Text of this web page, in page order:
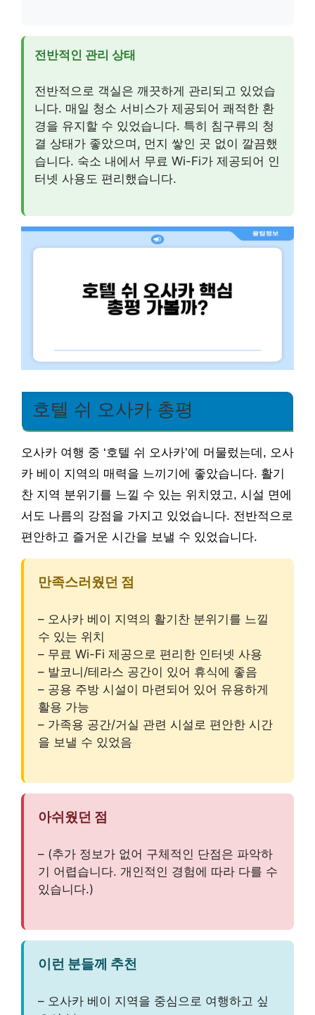
전반적인 관리 상태
전반적으로 객실은 깨끗하게 관리되고 있었습
니다. 매일 청소 서비스가 제공되어 쾌적한 환
경을 유지할 수 있었습니다. 특히 침구류의 청
결 상태가 좋았으며, 먼지 쌓인 곳 없이 깔끔했
습니다. 숙소 내에서 무료 Wi-Fi가 제공되어 인
터넷 사용도 편리했습니다.
호텔 쉬 오사카 총평
오사카 여행 중 ‘호텔 쉬 오사카’에 머물렀는데, 오사
카 베이 지역의 매력을 느끼기에 좋았습니다. 활기
찬 지역 분위기를 느낄 수 있는 위치였고, 시설 면에
서도 나름의 강점을 가지고 있었습니다. 전반적으로
편안하고 즐거운 시간을 보낼 수 있었습니다.
만족스러웠던 점
– 오사카 베이 지역의 활기찬 분위기를 느낄
수 있는 위치
– 무료 Wi-Fi 제공으로 편리한 인터넷 사용
– 발코니/테라스 공간이 있어 휴식에 좋음
– 공용 주방 시설이 마련되어 있어 유용하게
활용 가능
– 가족용 공간/거실 관련 시설로 편안한 시간
을 보낼 수 있었음
아쉬웠던 점
– (추가 정보가 없어 구체적인 단점은 파악하
기 어렵습니다. 개인적인 경험에 따라 다를 수
있습니다.)
이런 분들께 추천
– 오사카 베이 지역을 중심으로 여행하고 싶